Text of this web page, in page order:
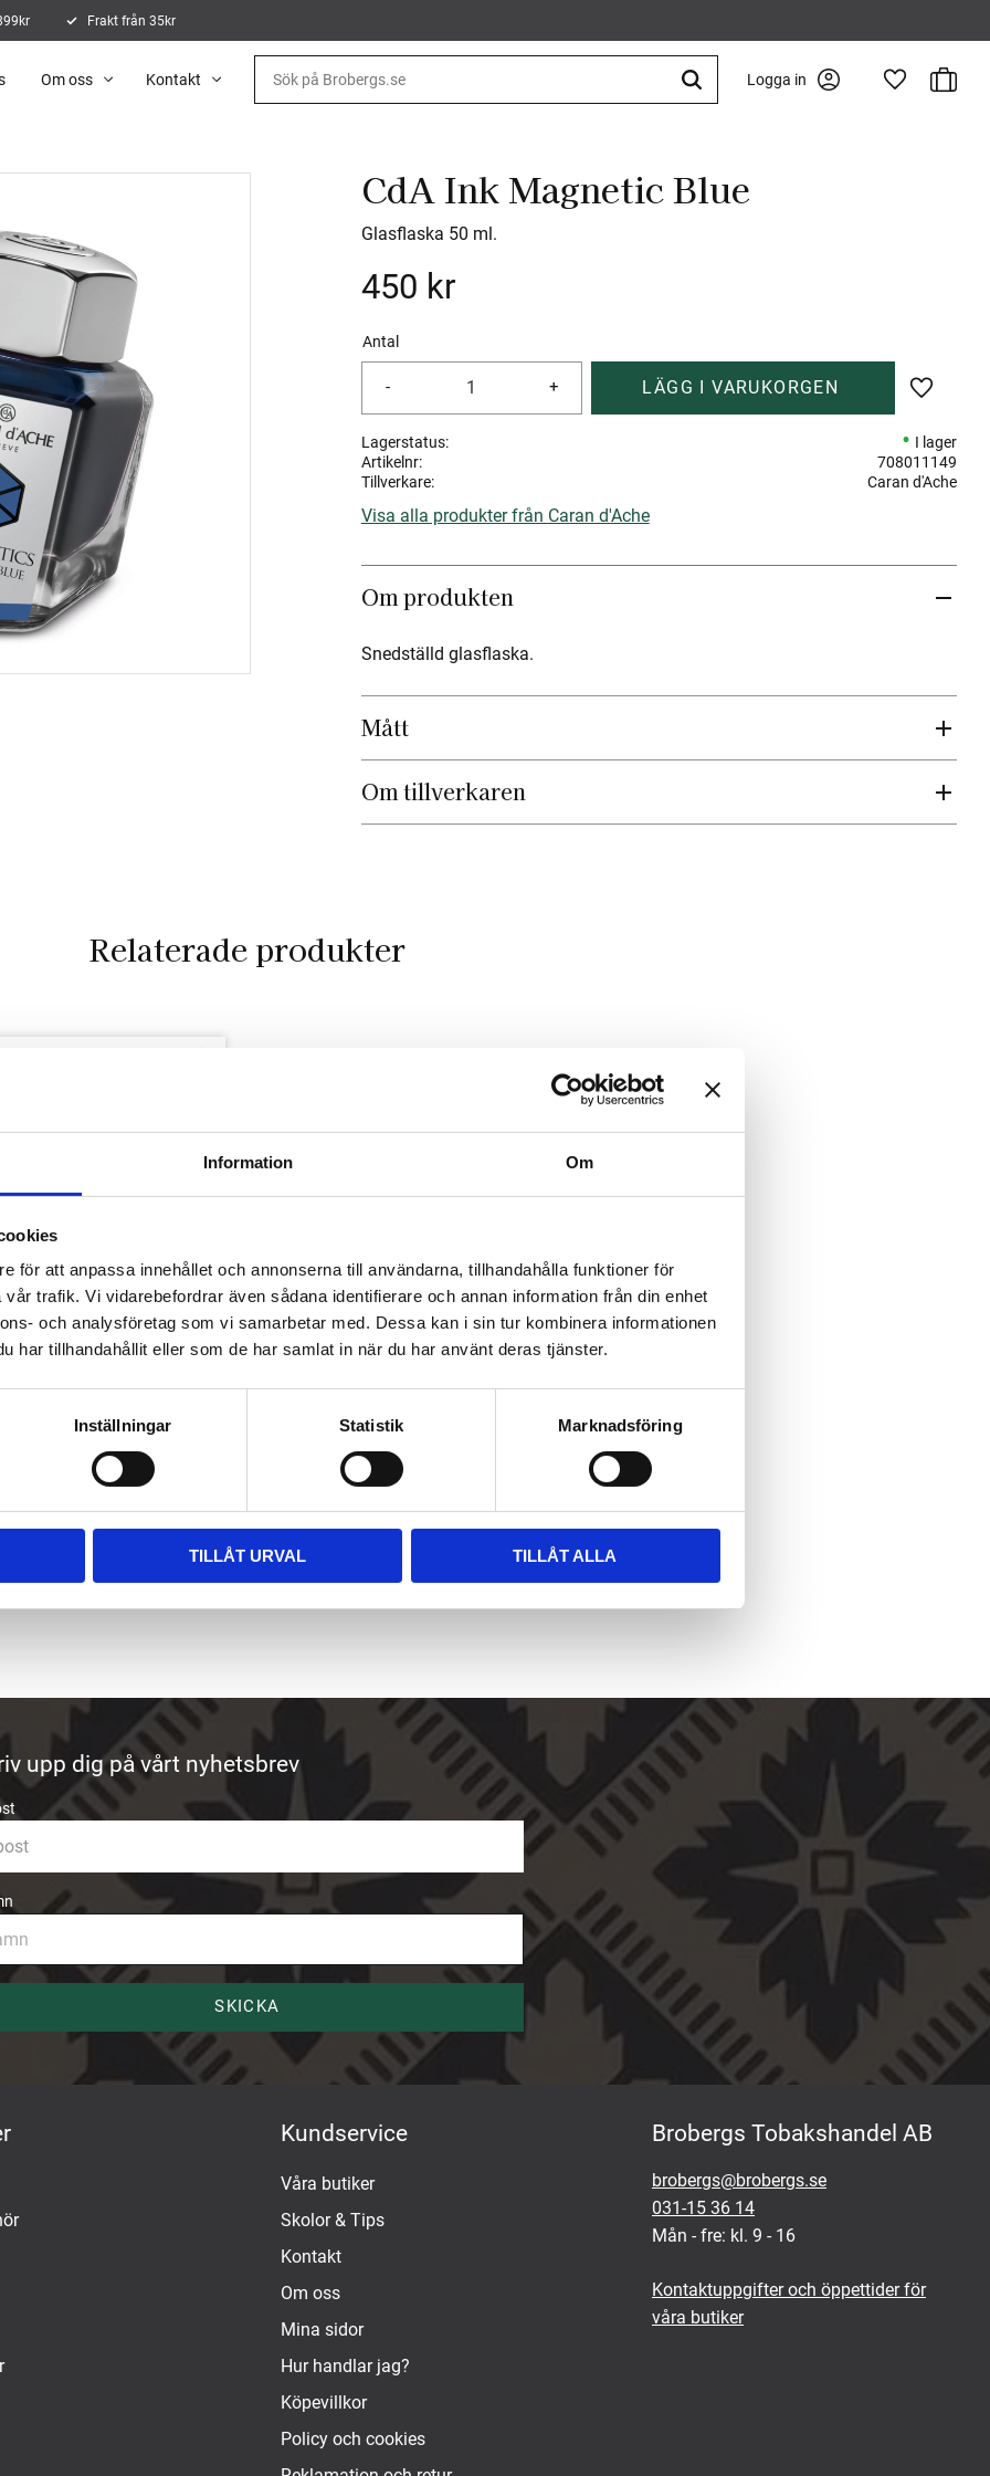
Information Om
för att anpassa innehållet och annonserna till användarna, tillhandahålla funktioner för
trafik. Vi vidarebefordrar även sådana identifierare och annan information från din enhet
och analysföretag som vi samarbetar med. Dessa kan i sin tur kombinera informationen
har tillhandahållit eller som de har samlat in när du har använt deras tjänster.
Inställningar Statistik Marknadsföring
TILLÅT URVAL TILLÅT ALLA
Frakt från 35kr
Logga in Favoriter
Om oss Kontakt
CdA Ink Magnetic Blue
Glasflaska 50 ml.
450 kr
Antal
+
-
Lägg till
Lagerstatus
I lager
Artikelnr
708011149
Tillverkare
Caran d'Ache
Visa alla produkter från Caran d'Ache
Om produkten
Snedställd glasflaska.
Mått
Om tillverkaren
Relaterade produkter
Léman
upp dig på vårt nyhetsbrev
SKICKA
Kundservice
Våra butiker
Skolor & Tips
Kontakt
Om oss
Mina sidor
Hur handlar jag?
Köpevillkor
Policy och cookies
Brobergs Tobakshandel AB
brobergs@brobergs.se
031-15 36 14
Mån - fre: kl. 9 - 16
Kontaktuppgifter och öppettider för
våra butiker